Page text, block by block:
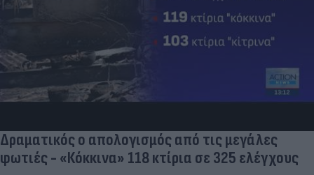
Δέκα εκατομμύρια followers δεν κάνουν λάθος- Η
Ντιλέτα Λεότα με μαγιό έγινε ξανά viral (photos)